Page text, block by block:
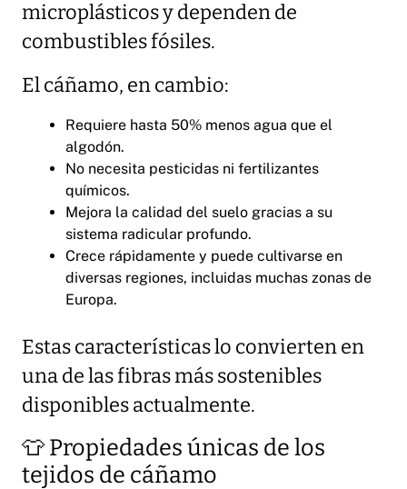
microplásticos y dependen de
combustibles fósiles.
El cáñamo, en cambio:
Requiere hasta 50% menos agua que el
algodón.
No necesita pesticidas ni fertilizantes
químicos.
Mejora la calidad del suelo gracias a su
sistema radicular profundo.
Crece rápidamente y puede cultivarse en
diversas regiones, incluidas muchas zonas de
Europa.
Estas características lo convierten en
una de las fibras más sostenibles
disponibles actualmente.
👕 Propiedades únicas de los
tejidos de cáñamo